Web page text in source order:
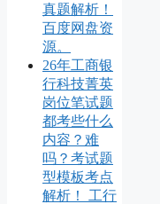
真题解析！
百度网盘资
源。
26年工商银
行科技菁英
岗位笔试题
都考些什么
内容？难
吗？考试题
型模板考点
解析！ 工行